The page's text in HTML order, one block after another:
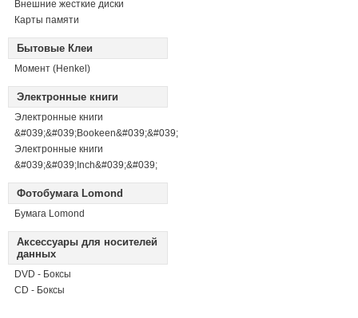
Внешние жесткие диски
Карты памяти
Бытовые Клеи
Момент (Henkel)
Электронные книги
Электронные книги
&#039;&#039;Bookeen&#039;&#039;
Электронные книги
&#039;&#039;Inch&#039;&#039;
Фотобумага Lomond
Бумага Lomond
Аксессуары для носителей
данных
DVD - Боксы
CD - Боксы